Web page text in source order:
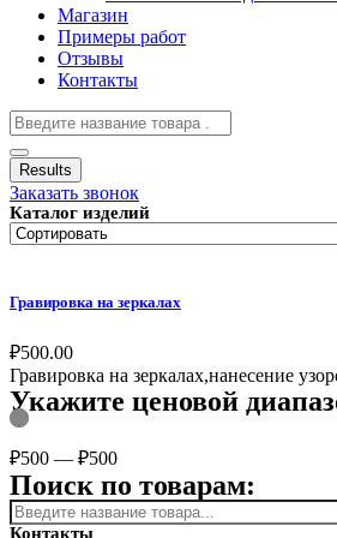
Магазин
Примеры работ
Отзывы
Контакты
Results
Заказать звонок
Каталог изделий
Гравировка на зеркалах
₽500.00
Гравировка на зеркалах,нанесение
Укажите ценовой
₽500 — ₽500
Поиск по товарам:
Контакты